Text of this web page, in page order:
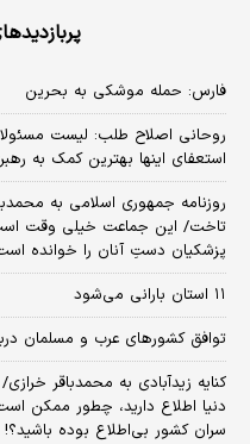
فارس: حمله موشکی به بحرین
استعفای اینها بهترین کمک به
روزنامه جمهوری اسلامی به
تاخت/ این جماعت خیلی وقت است
پزشکیان دستِ آنان را خوانده
۱۱ استان بارانی می‌شود
توافق کشورهای عرب و مسلمان
کنایه زیدآبادی به محمدباقر
دنیا اطلاع دارید، چطور ممکن است
سران کشور بی‌اطلاع بوده باشید؟!